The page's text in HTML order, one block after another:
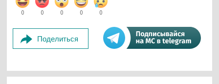
0 0 0 0 0
Поделиться